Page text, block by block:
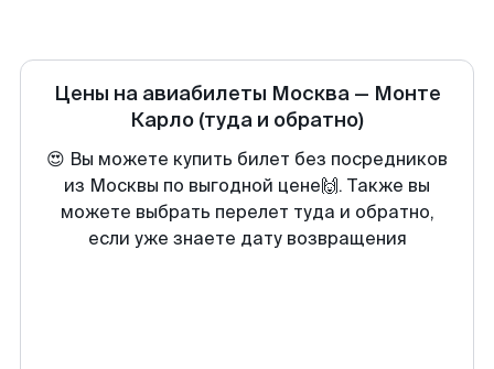
Цены на авиабилеты Москва— Монте
Карло (туда и обратно)
😍 Вы можете купить билет без посредников
из Москвы по выгодной цене🙌. Также вы
можете выбрать перелет туда и обратно,
если уже знаете дату возвращения